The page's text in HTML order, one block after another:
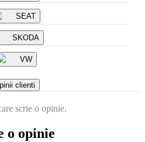
SEAT
SKODA
VW
clienti
scrie o opinie.
o opinie